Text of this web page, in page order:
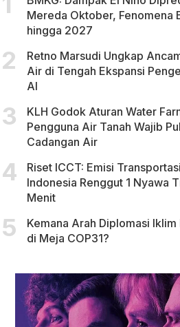
Mereda Oktober, Fenomena
hingga 2027
Retno Marsudi Ungkap
Air di Tengah Ekspansi
AI
KLH Godok Aturan Water
Pengguna Air Tanah Wajib
Cadangan Air
Riset ICCT: Emisi
Indonesia Renggut 1 Nyawa
Menit
Kemana Arah Diplomasi Iklim
di Meja COP31?